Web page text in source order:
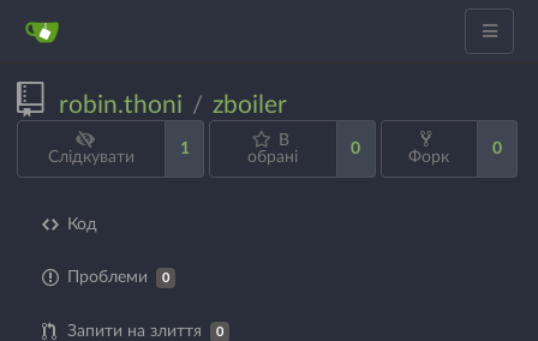
robin.thoni / zboiler
Слідкувати
1
В
обрані
0
Форк
0
Код
Проблеми 0
Запити на злиття 0